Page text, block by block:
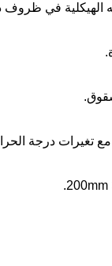
الهيكلية في ظروف
تغيرات درجة